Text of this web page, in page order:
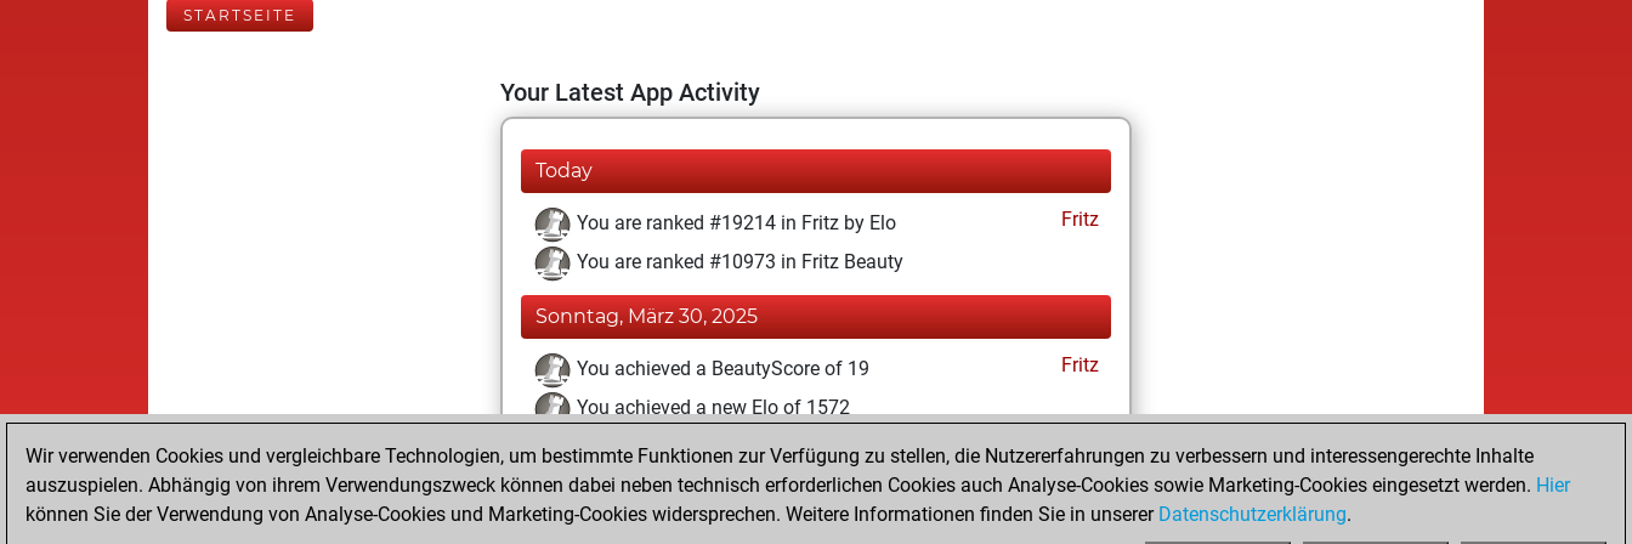
STARTSEITE
Your Latest App Activity
Today
You are ranked #19214 in Fritz by Elo
Fritz
You are ranked #10973 in Fritz Beauty
Sonntag, März 30, 2025
You achieved a BeautyScore of 19
Fritz
You achieved a new Elo of 1572
Mittwoch, März 26, 2025
You created your Fritz account Fritz
Wir verwenden Cookies und vergleichbare Technologien, um bestimmte Funktionen zur Verfügung zu stellen, die Nutzererfahrungen zu verbessern und interessengerechte Inhalte
auszuspielen. Abhängig von ihrem Verwendungszweck können dabei neben technisch erforderlichen Cookies auch Analyse-Cookies sowie Marketing-Cookies eingesetzt werden. Hier
können Sie der Verwendung von Analyse-Cookies und Marketing-Cookies widersprechen. Weitere Informationen finden Sie in unserer Datenschutzerklärung.